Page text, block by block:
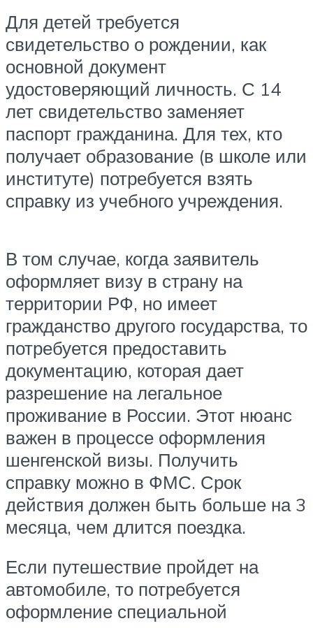
Для детей требуется
свидетельство о рождении, как
основной документ
удостоверяющий личность. С 14
лет свидетельство заменяет
паспорт гражданина. Для тех, кто
получает образование (в школе или
институте) потребуется взять
справку из учебного учреждения.
В том случае, когда заявитель
оформляет визу в страну на
территории РФ, но имеет
гражданство другого государства, то
потребуется предоставить
документацию, которая дает
разрешение на легальное
проживание в России. Этот нюанс
важен в процессе оформления
шенгенской визы. Получить
справку можно в ФМС. Срок
действия должен быть больше на 3
месяца, чем длится поездка.
Если путешествие пройдет на
автомобиле, то потребуется
оформление специальной